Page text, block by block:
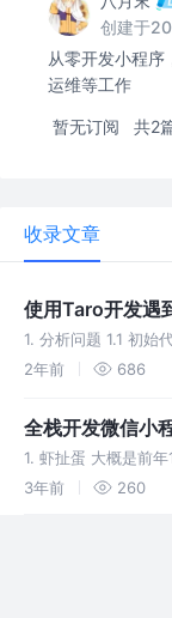
创建于
从零开发小程序
运维等工作
暂无订阅 共2
收录文章
使用Taro开发遇
1. 分析问题 1.1 初始
数id取不到值（1%-
功的代表肯定有值）
2年前 686
全栈开发微信小
1. 虾扯蛋 大概是前
肥，入职了一家“大
成想领导有点pua，
3年前 260